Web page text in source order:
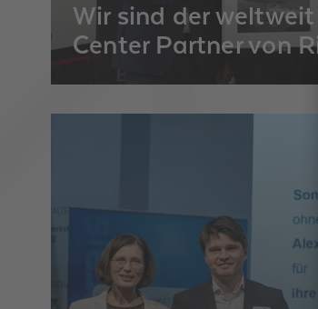
Wir sind der
Center Partner von
Industrieforum, 14. Juli,
Scharf verkündete zusammen
GmbH & Co. KG) die